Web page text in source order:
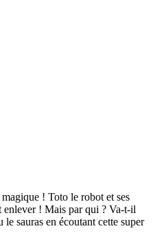
! Toto le robot et ses
enlever ! Mais par qui ? Va-t-il
sauras en écoutant cette super